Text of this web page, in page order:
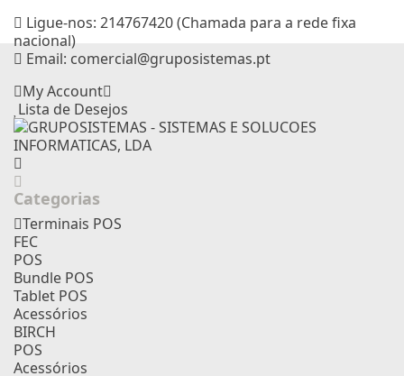
Ligue-nos: 214767420 (Chamada para a rede fixa
nacional)
Email: comercial@gruposistemas.pt
My Account
Lista de Desejos
Categorias
Terminais POS
FEC
POS
Bundle POS
Tablet POS
Acessórios
BIRCH
POS
Acessórios